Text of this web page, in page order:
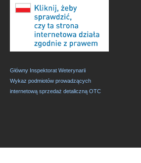
Główny Inspektorat Weterynarii
Wykaz podmiotów prowadzących
internetową sprzedaż detaliczną OTC